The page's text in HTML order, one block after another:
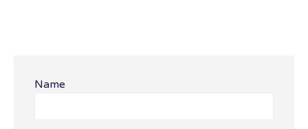
Name